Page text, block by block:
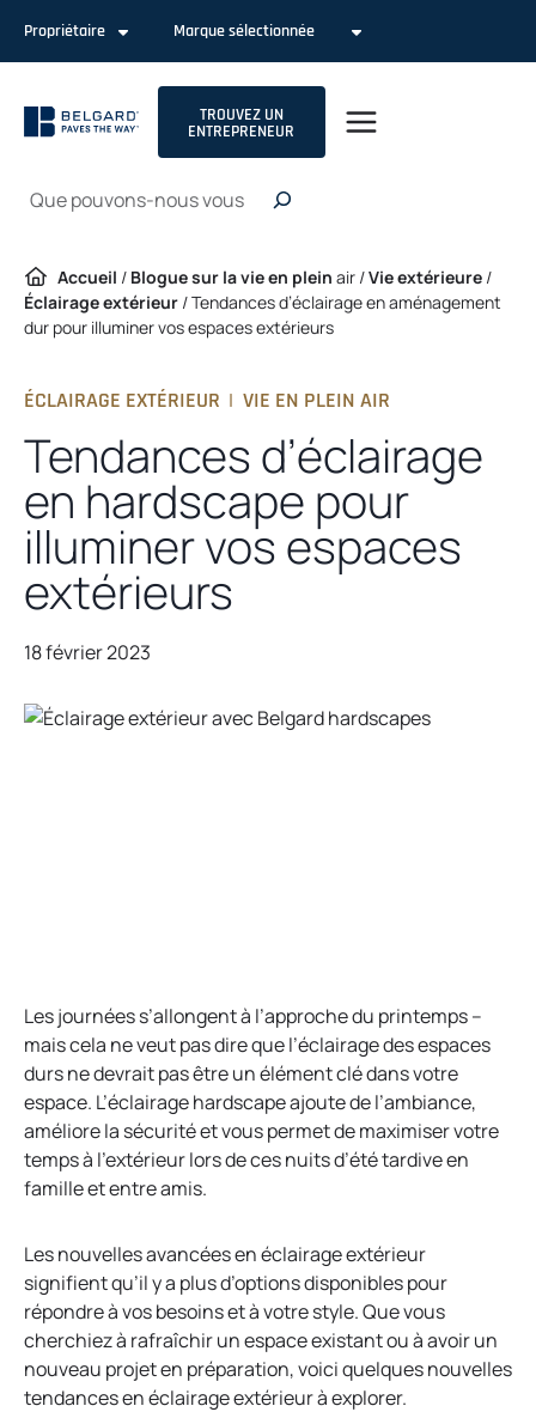
contenu
Propriétaire Marque sélectionnée
TROUVEZ UN
ENTREPRENEUR
Recherche
Accueil / Blogue sur la vie en plein air /Vie extérieure /
Éclairage extérieur /Tendances d’éclairage en aménagement
dur pour illuminer vos espaces extérieurs
ÉCLAIRAGE EXTÉRIEUR | VIE EN PLEIN AIR
Tendances d’éclairage
en hardscape pour
illuminer vos espaces
extérieurs
18 février 2023
Les journées s’allongent à l’approche du printemps –
mais cela ne veut pas dire que l’éclairage des espaces
durs ne devrait pas être un élément clé dans votre
espace. L’éclairage hardscape ajoute de l’ambiance,
améliore la sécurité et vous permet de maximiser votre
temps à l’extérieur lors de ces nuits d’été tardive en
famille et entre amis.
Les nouvelles avancées en éclairage extérieur
signifient qu’il y a plus d’options disponibles pour
répondre à vos besoins et à votre style. Que vous
cherchiez à rafraîchir un espace existant ou à avoir un
nouveau projet en préparation, voici quelques nouvelles
tendances en éclairage extérieur à explorer.